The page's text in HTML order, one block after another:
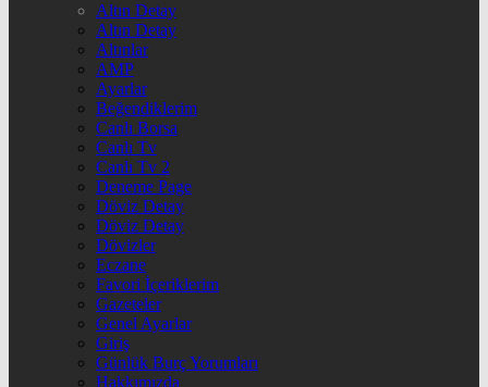
Altın Detay
Altın Detay
Altınlar
AMP
Ayarlar
Beğendiklerim
Canlı Borsa
Canlı Tv
Canlı Tv 2
Deneme Page
Döviz Detay
Döviz Detay
Dövizler
Eczane
Favori İçeriklerim
Gazeteler
Genel Ayarlar
Giriş
Günlük Burç Yorumları
Hakkımızda